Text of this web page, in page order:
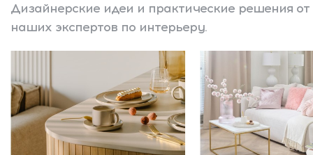
Дизайнерские идеи и практические решения от
наших экспертов по интерьеру.